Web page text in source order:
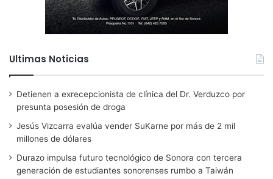
Ultimas Noticias
Detienen a exrecepcionista de clínica del Dr. Verduzco por
presunta posesión de droga
Jesús Vizcarra evalúa vender SuKarne por más de 2 mil
millones de dólares
Durazo impulsa futuro tecnológico de Sonora con tercera
generación de estudiantes sonorenses rumbo a Taiwán